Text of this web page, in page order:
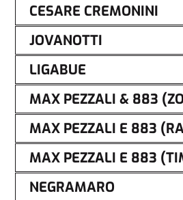
CESARE CREMONINI
JOVANOTTI
LIGABUE
MAX PEZZALI & 883
MAX PEZZALI E 883
MAX PEZZALI E 883
NEGRAMARO